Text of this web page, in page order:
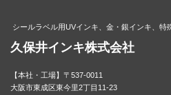
シールラベル用UVインキ、金・銀インキ、
久保井インキ株式会社
【本社・工場】〒537-0011
大阪市東成区東今里2丁目11-23